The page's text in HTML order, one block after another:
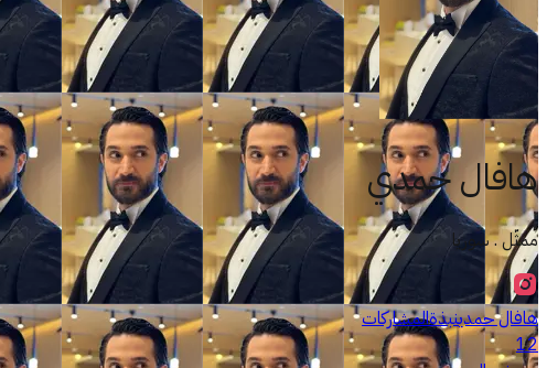
هافال حمدي
ممثّل . سوريا
هافال حمدينبذةالمشاركات
12